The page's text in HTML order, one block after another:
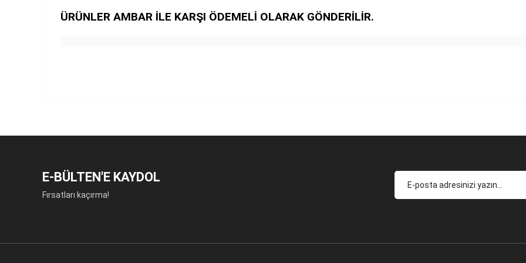
ÜRÜNLER AMBAR İLE KARŞI ÖDEMELİ OLARAK GÖNDERİLİR.
E-BÜLTEN'E KAYDOL
Fırsatları kaçırma!